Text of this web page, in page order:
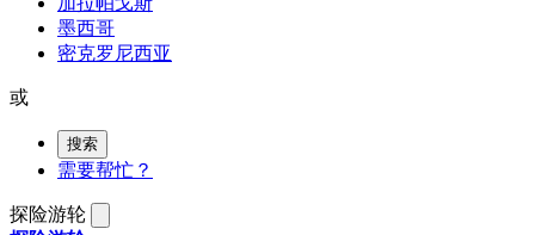
墨西哥
密克罗尼西亚
或
搜索
需要帮忙？
探险游轮